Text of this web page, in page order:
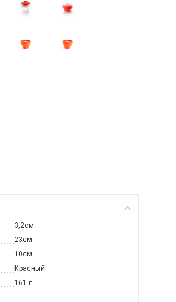
3,2см
23см
10см
Красный
161 г